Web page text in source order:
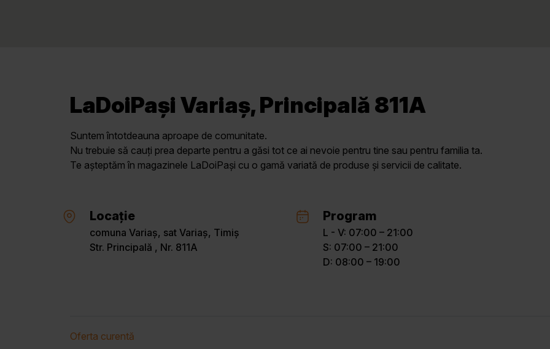
LaDoiPași Variaș, Principală 811A
Suntem întotdeauna aproape de comunitate.
Nu trebuie să cauți prea departe pentru a găsi tot ce ai nevoie pentru tine sau pentru familia ta.
Te așteptăm în magazinele LaDoiPași cu o gamă variată de produse și servicii de calitate.
Locație
comuna Variaș, sat Variaș, Timiș
Str. Principală , Nr. 811A
Program
L - V: 07:00 – 21:00
S: 07:00 – 21:00
D: 08:00 – 19:00
Oferta curentă